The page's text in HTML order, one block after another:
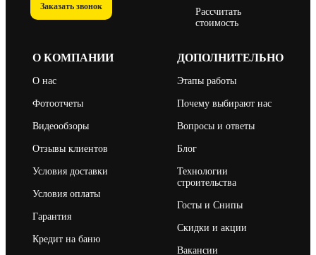
Заказать звонок
Рассчитать
стоимость
О КОМПАНИИ
О нас
Фотоотчеты
Видеообзоры
Отзывы клиентов
Условия доставки
Условия оплаты
Гарантия
Кредит на баню
ДОПОЛНИТЕЛЬНО
Этапы работы
Почему выбирают нас
Вопросы и ответы
Блог
Технологии
строительства
Госты и Снипы
Скидки и акции
Вакансии